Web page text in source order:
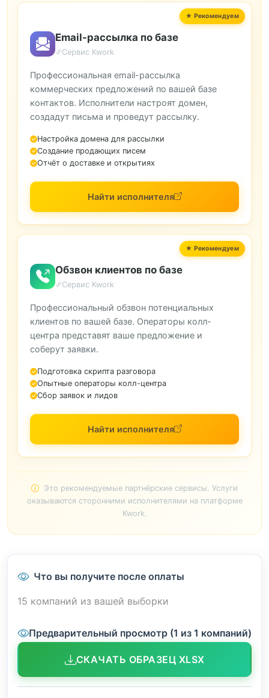
Email-рассылка по базе
Сервис Kwork
Профессиональная email-рассылка
коммерческих предложений по вашей базе
контактов. Исполнители настроят домен,
создадут письма и проведут рассылку.
Настройка домена для рассылки
Создание продающих писем
Отчёт о доставке и открытиях
Найти исполнителя
Обзвон клиентов по базе
Сервис Kwork
Профессиональный обзвон потенциальных
клиентов по вашей базе. Операторы колл-
центра представят ваше предложение и
соберут заявки.
Подготовка скрипта разговора
Опытные операторы колл-центра
Сбор заявок и лидов
Найти исполнителя
Это рекомендуемые партнёрские сервисы. Услуги
оказываются сторонними исполнителями на платформе
Kwork.
Что вы получите после оплаты
15 компаний из вашей выборки
Предварительный просмотр (1 из 1 компаний)
СКАЧАТЬ ОБРАЗЕЦ XLSX